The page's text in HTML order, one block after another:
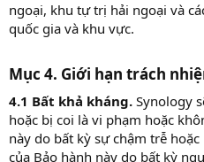
ngoại, khu tự trị hải ngoại và
quốc gia và khu vực.
Mục 4. Giới hạn trách
4.1 Bất khả kháng. Synology
hoặc bị coi là vi phạm hoặc
này do bất kỳ sự chậm trễ
của Bảo hành này do bất kỳ